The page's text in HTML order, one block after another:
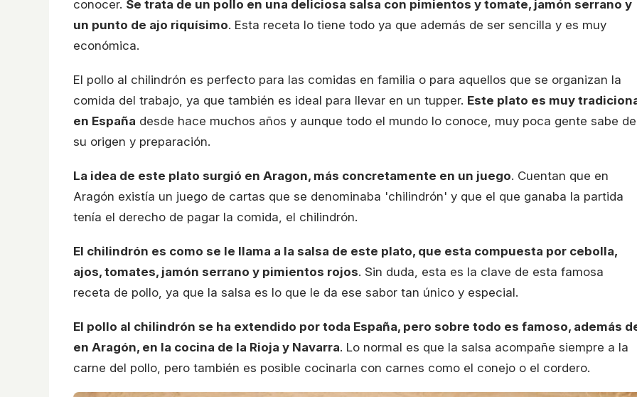
conocer. Se trata de un pollo en una deliciosa salsa con pimientos y tomate, jamón serrano y
un punto de ajo riquísimo. Esta receta lo tiene todo ya que además de ser sencilla y es muy
económica.
El pollo al chilindrón es perfecto para las comidas en familia o para aquellos que se organizan la
comida del trabajo, ya que también es ideal para llevar en un tupper. Este plato es muy
en España desde hace muchos años y aunque todo el mundo lo conoce, muy poca gente sabe de
su origen y preparación.
La idea de este plato surgió en Aragon, más concretamente en un juego. Cuentan que en
Aragón existía un juego de cartas que se denominaba 'chilindrón' y que el que ganaba la partida
tenía el derecho de pagar la comida, el chilindrón.
El chilindrón es como se le llama a la salsa de este plato, que esta compuesta por cebolla,
ajos, tomates, jamón serrano y pimientos rojos. Sin duda, esta es la clave de esta famosa
receta de pollo, ya que la salsa es lo que le da ese sabor tan único y especial.
El pollo al chilindrón se ha extendido por toda España, pero sobre todo es famoso, además
en Aragón, en la cocina de la Rioja y Navarra. Lo normal es que la salsa acompañe siempre a la
carne del pollo, pero también es posible cocinarla con carnes como el conejo o el cordero.